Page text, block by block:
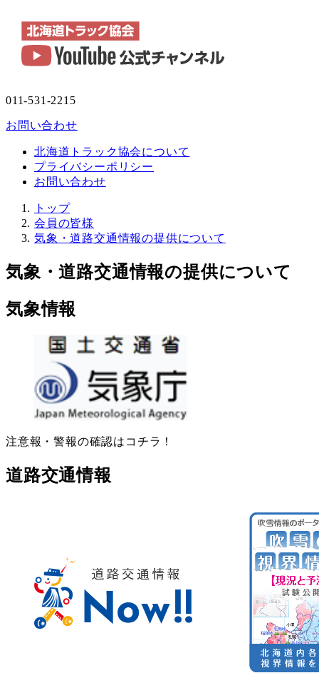
011-531-2215
お問い合わせ
北海道トラック協会について
プライバシーポリシー
お問い合わせ
トップ
会員の皆様
気象・道路交通情報の提供について
気象・道路交通情報の提供について
気象情報
注意報・警報の確認はコチラ！
道路交通情報